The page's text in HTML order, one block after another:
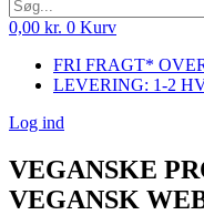
0,00 kr. 0 Kurv
FRI FRAGT*
LEVERING: 1-2
Log ind
VEGANSKE
VEGANSK